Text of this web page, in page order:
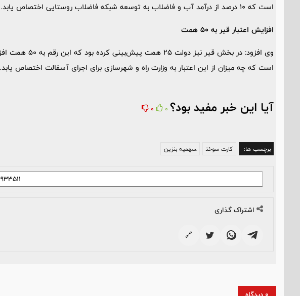
است که 10 درصد از درآمد آب و فاضلاب به توسعه شبکه فاضلاب روستایی اختصاص یابد.
افزایش اعتبار قیر به 50 همت
وی افزود: در بخش
است که چه میزان از این اعتبار به وزارت راه و شهرسازی برای اجرای آسفالت اختصاص یابد.
آیا این خبر مفید بود؟ 0
0
برچسب ها: کارت سوخت سهمیه بنزین
اشتراک گذاری
🔗